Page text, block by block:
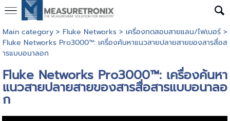
Main category> Fluke Networks> เครื่องทดสอบสายแลน/ไฟเบอร์>
Fluke Networks Pro3000™: เครื่องค้นหาแนวสายปลายสายของสารสื่อส
ารแบบอนาลอก
Fluke Networks Pro3000™: เครื่องค้นหา
แนวสายปลายสายของสารสื่อสารแบบอนาลอ
ก